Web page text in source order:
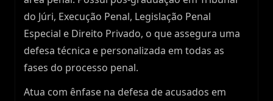
do Júri, Execução Penal, Legislação Penal
Especial e Direito Privado, o que assegura uma
defesa técnica e personalizada em todas as
fases do processo penal.
Atua com ênfase na defesa de acusados em